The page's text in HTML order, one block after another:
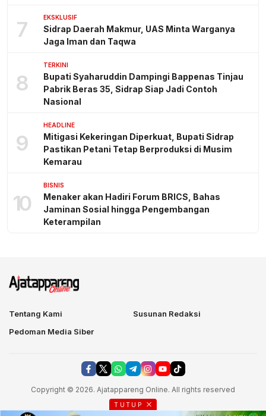
7 EKSKLUSIF
Sidrap Daerah Makmur, UAS Minta Warganya
Jaga Iman dan Taqwa
8
TERKINI
Bupati Syaharuddin Dampingi Bappenas Tinjau
Pabrik Beras 35, Sidrap Siap Jadi Contoh
Nasional
9
HEADLINE
Mitigasi Kekeringan Diperkuat, Bupati Sidrap
Pastikan Petani Tetap Berproduksi di Musim
Kemarau
10
BISNIS
Menaker akan Hadiri Forum BRICS, Bahas
Jaminan Sosial hingga Pengembangan
Keterampilan
Tentang Kami
Susunan Redaksi
Pedoman Media Siber
Copyright © 2026. Ajatappareng Online. All rights reserved
TUTUP